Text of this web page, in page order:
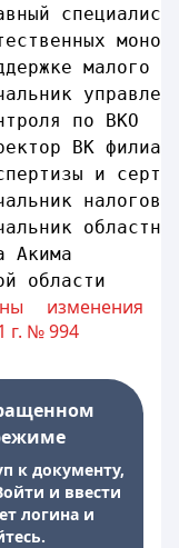
специалист
ВКО
ВК
Акима
области
изменения
г. № 994
к документу,
и ввести
логина и